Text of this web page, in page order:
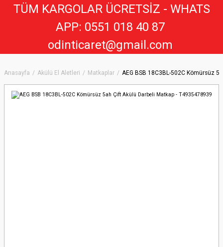
Anasayfa Akülü El Aletleri Matkaplar AEG BSB 18C3BL-502C Kömürsüz
TÜM KARGOLAR ÜCRETSİZ - WHATS
APP: 0551 018 40 87
odinticaret@gmail.com